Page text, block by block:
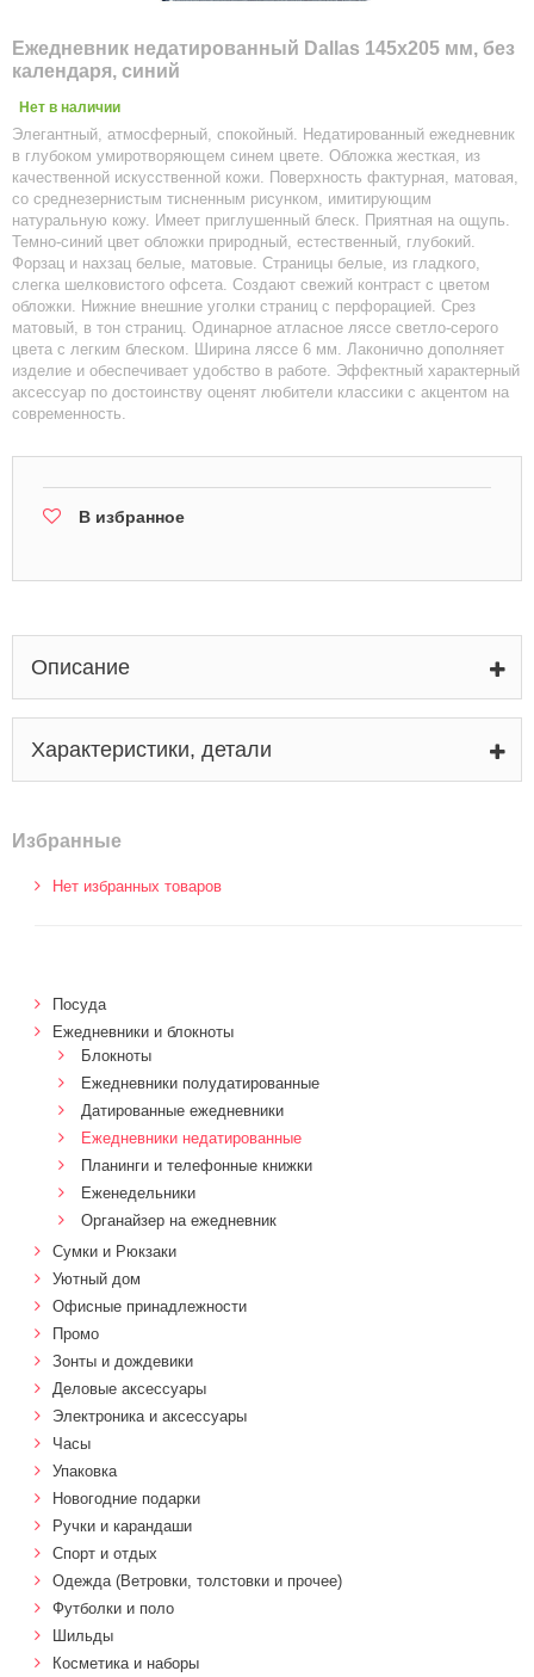
Ежедневник недатированный Dallas 145х205 мм, без
календаря, синий
Нет в наличии
Элегантный, атмосферный, спокойный. Недатированный ежедневник
в глубоком умиротворяющем синем цвете. Обложка жесткая, из
качественной искусственной кожи. Поверхность фактурная, матовая,
со среднезернистым тисненным рисунком, имитирующим
натуральную кожу. Имеет приглушенный блеск. Приятная на ощупь.
Темно-синий цвет обложки природный, естественный, глубокий.
Форзац и нахзац белые, матовые. Страницы белые, из гладкого,
слегка шелковистого офсета. Создают свежий контраст с цветом
обложки. Нижние внешние уголки страниц с перфорацией. Срез
матовый, в тон страниц. Одинарное атласное ляссе светло-серого
цвета с легким блеском. Ширина ляссе 6 мм. Лаконично дополняет
изделие и обеспечивает удобство в работе. Эффектный характерный
аксессуар по достоинству оценят любители классики с акцентом на
современность.
В избранное
Описание
Характеристики, детали
Избранные
Нет избранных товаров
Посуда
Ежедневники и блокноты
Блокноты
Ежедневники полудатированные
Датированные ежедневники
Ежедневники недатированные
Планинги и телефонные книжки
Еженедельники
Органайзер на ежедневник
Сумки и Рюкзаки
Уютный дом
Офисные принадлежности
Промо
Зонты и дождевики
Деловые аксессуары
Электроника и аксессуары
Часы
Упаковка
Новогодние подарки
Ручки и карандаши
Спорт и отдых
Одежда (Ветровки, толстовки и прочее)
Футболки и поло
Шильды
Косметика и наборы